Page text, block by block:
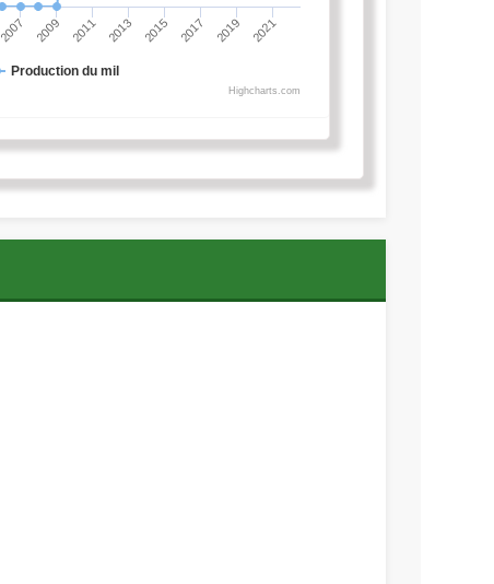
Production du mil
2007 2009 2011 2013 2015 2017 2019 2021
Highcharts.com